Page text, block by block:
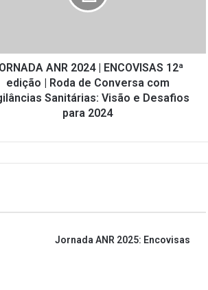
ANR 2024 | ENCOVISAS 12ª
edição | Roda de Conversa com
Sanitárias: Visão e Desafios
para 2024
Jornada ANR 2025: Encovisas